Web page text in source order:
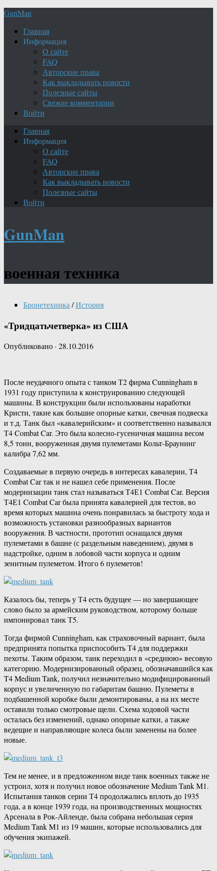
GunMan
Главная
Информация
О сайте
FAQ
Авторские права
Как выкладывать новости
Полезные сайты
Свежие комментарии
Войти
Главная
Информация
О сайте
FAQ
Авторские права
Как выкладывать новости
Полезные сайты
Войти
GunMan
военная техника
Бронетехника /История
«Тридцатьчетверка» из США
Опубликовано · 28.10.2016
После неудачного опыта с танком Т2 фирма Cunningham в
1931 году приступила к конструированию следующей
машины. В конструкции были использованы наработки
Кристи, такие как большие опорные катки, свечная подвеска
и т.д. Танк был «кавалерийским» и соответственно назывался
Т4 Combat Car. Это была колесно-гусеничная машина весом
8,5 тонн, вооруженная двумя пулеметами Кольт-Браунинг
калибра 7,62 мм.
Создаваемые в первую очередь в интересах кавалерии, Т4
Combat Car так и не нашел себе применения. После
модернизации танк стал называться Т4Е1 Combat Car. Версия
Т4Е1 Combat Car была принята кавалерией для тестов, во
время которых машина очень понравилась за быстроту хода и
возможность установки разнообразных вариантов
вооружения. В частности, прототип оснащался двумя
пулеметами в башне (с раздельным наведением), двумя в
надстройке, одним в лобовой части корпуса и одним
зенитным пулеметом. Итого 6 пулеметов!
Казалось бы, теперь у Т4 есть будущее — но завершающее
слово было за армейским руководством, которому больше
импонировал танк Т5.
Тогда фирмой Cunningham, как страховочный вариант, была
предпринята попытка приспособить Т4 для поддержки
пехоты. Таким образом, танк переходил в «среднюю» весовую
категорию. Модернизированный образец, обозначавшийся как
T4 Medium Tank, получил незначительно модифицированный
корпус и увеличенную по габаритам башню. Пулеметы в
подбашенной коробке были демонтированы, а на их месте
оставили только смотровые щели. Схема ходовой части
осталась без изменений, однако опорные катки, а также
ведещие и направляющие колеса были заменены на более
новые.
Тем не менее, и в предложенном виде танк военных также не
устроил, хотя и получил новое обозначение Medium Tank M1.
Испытания танков серии Т4 продолжались вплоть до 1935
года, а в конце 1939 года, на производственных мощностях
Арсенала в Рок-Айленде, была собрана небольшая серия
Medium Tank M1 из 19 машин, которые использовались для
обучения экипажей.